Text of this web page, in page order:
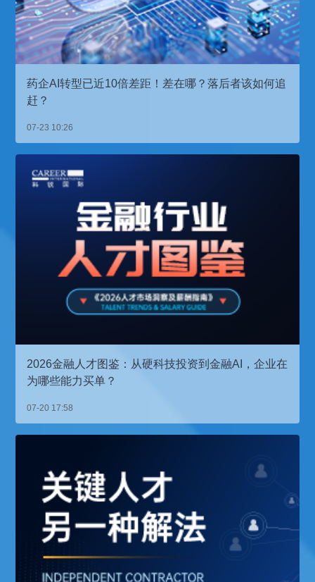
药企AI转型已近10倍差距！差在哪？落后者该如何追
赶？
07-23 10:26
2026金融人才图鉴：从硬科技投资到金融AI，企业在
为哪些能力买单？
07-20 17:58